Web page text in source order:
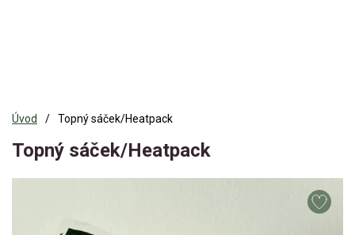
Úvod Topný sáček/Heatpack
Topný sáček/Heatpack